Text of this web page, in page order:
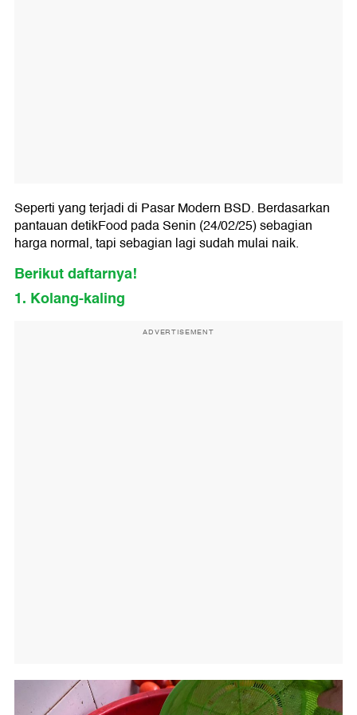
Seperti yang terjadi di Pasar Modern BSD. Berdasarkan
pantauan detikFood pada Senin (24/02/25) sebagian
harga normal, tapi sebagian lagi sudah mulai naik.
Berikut daftarnya!
1. Kolang-kaling
ADVERTISEMENT